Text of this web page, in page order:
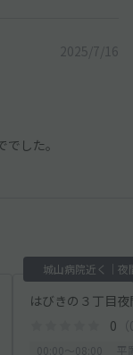
2025/7/16
した。
城山病院近く｜夜
はびきの３丁目
0